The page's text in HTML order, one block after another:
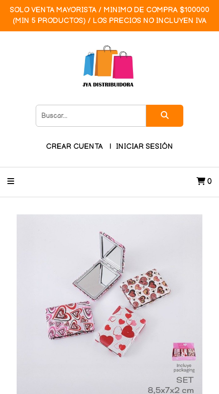
SOLO VENTA MAYORISTA / MINIMO DE COMPRA $100000
(MIN 5 PRODUCTOS) / LOS PRECIOS NO INCLUYEN IVA
CREAR CUENTA INICIAR SESIÓN
0